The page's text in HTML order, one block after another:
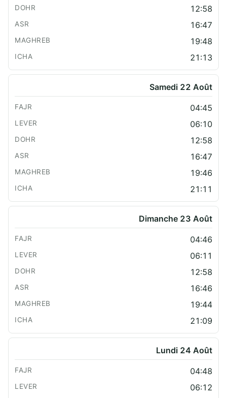
12:58
16:47
19:48
21:13
Samedi 22 Août
04:45
06:10
12:58
16:47
19:46
21:11
Dimanche 23 Août
04:46
06:11
12:58
16:46
19:44
21:09
Lundi 24 Août
04:48
06:12